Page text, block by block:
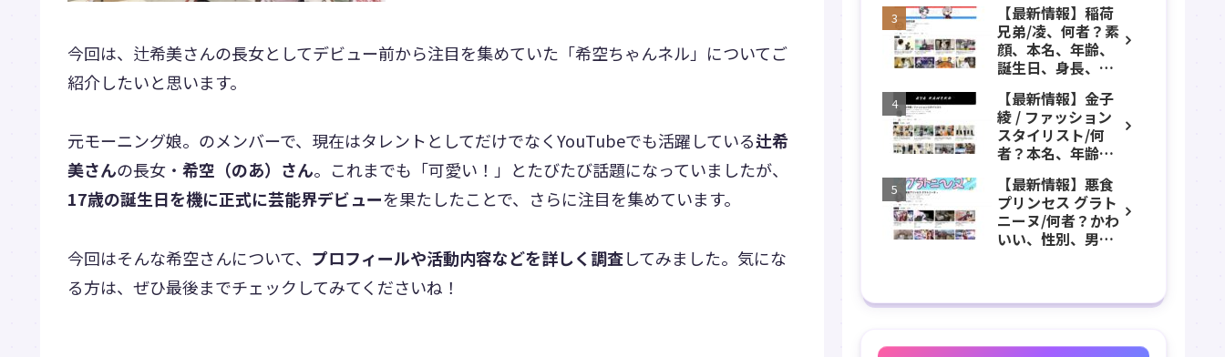
今回は、辻希美さんの長女としてデビュー前から注目を集めていた「希空ちゃんネル」についてご
紹介したいと思います。
元モーニング娘。のメンバーで、現在はタレントとしてだけでなくYouTubeでも活躍している辻希
美さんの長女・ 希空（のあ）さん。これまでも「可愛い！」とたびたび話題になっていましたが、
17歳の誕生日を機に正式に芸能界デビューを果たしたことで、さらに注目を集めています。
今回はそんな希空さんについて、 プロフィールや活動内容などを詳しく調査してみました。気にな
る方は、ぜひ最後までチェックしてみてくださいね！
生日、身長、葛
葉、ChroNoiR、年
収などのプロフィ
ール、YouTubeチ
ャンネル紹介！
【最新情報】稲荷
兄弟/凌、何者？素
顔、本名、年齢、
誕生日、身長、出
ィール、YouTube
チャンネル紹介！
【最新情報】金子
綾 / ファッション
スタイリスト/何
者？本名、年齢、
重、出身などのプ
ロフィール、
YouTubeチャンネ
ル紹介！
【最新情報】悪食
プリンセス グラト
ニーヌ/何者？かわ
いい、性別、男？
YouTubeチャンネ